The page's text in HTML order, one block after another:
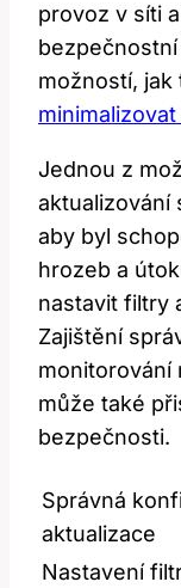
provoz v síti
možností, jak
Jednou z
aktualizování
aby byl
hrozeb a
nastavit filtry
Zajištění
monitorování
může také
bezpečnosti.
Správná
aktualizace
Nastavení